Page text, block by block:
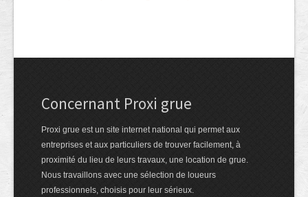
Concernant Proxi grue
Proxi grue est un site internet national qui permet aux
entreprises et aux particuliers de trouver facilement, à
proximité du lieu de leurs travaux, une location de grue.
Nous travaillons avec une sélection de loueurs
professionnels, choisis pour leur sérieux.